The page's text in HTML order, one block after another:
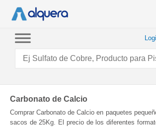
Carbonato de Calcio
Comprar Carbonato de Calcio en paquetes
sacos de 25Kg. El precio de los diferentes